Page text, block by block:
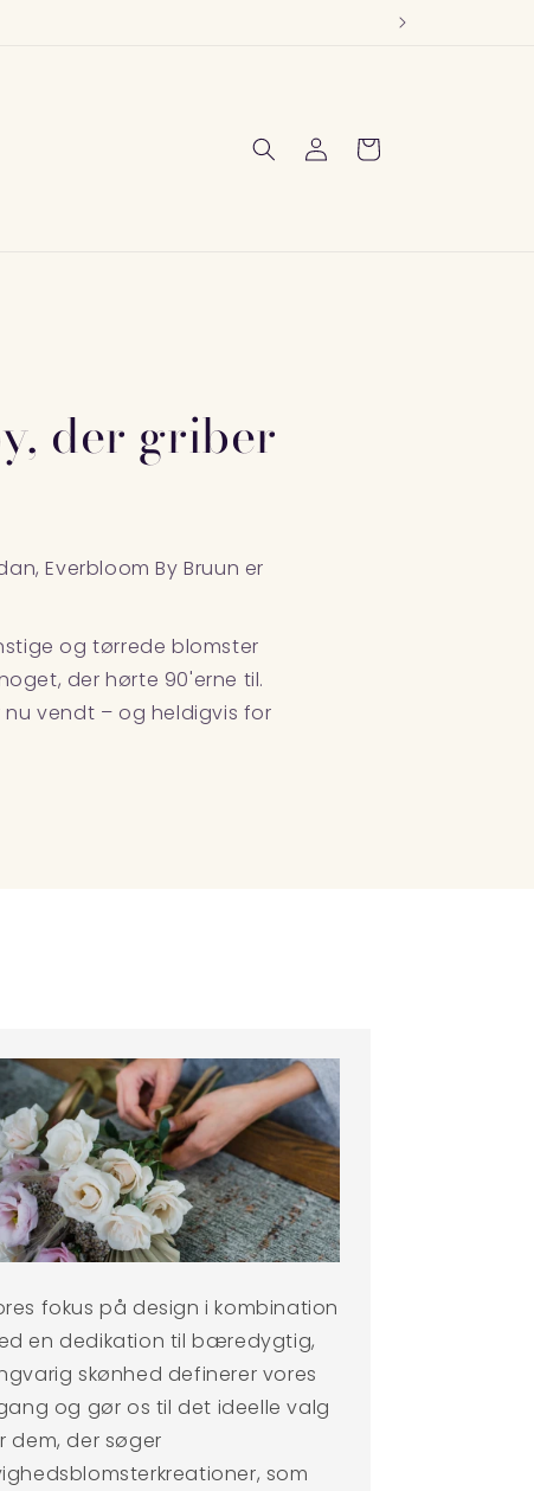
Log
ind
Indkøbskurv
der griber
Everbloom By Bruun er
og tørrede blomster
der hørte 90'erne til.
nu vendt – og heldigvis for
fokus på design i kombination
en dedikation til bæredygtig,
skønhed definerer vores
og gør os til det ideelle valg
dem, der søger
som